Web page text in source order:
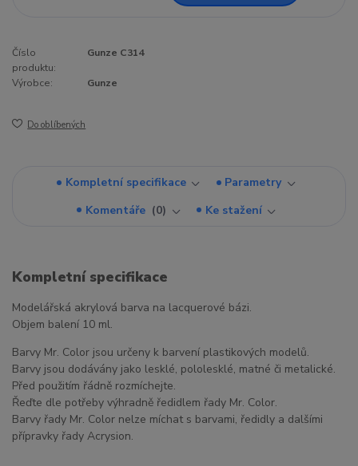
Číslo
produktu:
Gunze C314
Výrobce: Gunze
Do oblíbených
Kompletní specifikace
Parametry
Komentáře
0 Ke stažení
Kompletní specifikace
Modelářská akrylová barva na lacquerové bázi.
Objem balení 10 ml.
Barvy Mr. Color jsou určeny k barvení plastikových modelů.
Barvy jsou dodávány jako lesklé, pololesklé, matné či metalické.
Před použitím řádně rozmíchejte.
Řeďte dle potřeby výhradně ředidlem řady Mr. Color.
Barvy řady Mr. Color nelze míchat s barvami, ředidly a dalšími
přípravky řady Acrysion.